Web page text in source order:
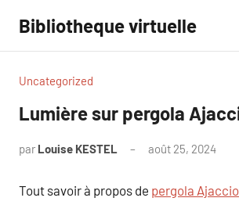
contenu
Bibliotheque virtuelle
Uncategorized
Lumière sur pergola
par Louise KESTEL août 25, 2024
Tout savoir à propos de pergola Ajaccio